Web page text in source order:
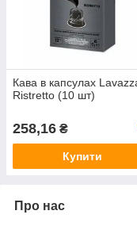
Кава в капсулах
Ristretto (10 шт)
258,16 ₴
Купити
Про нас